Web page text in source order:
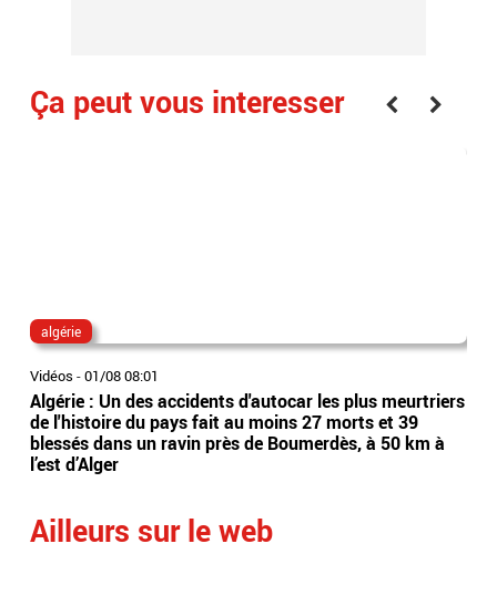
Ça peut vous interesser
algérie
Vidéos -01/08 08:01
Algérie : Un des accidents d'autocar les plus meurtriers
de l'histoire du pays fait au moins 27 morts et 39
blessés dans un ravin près de Boumerdès, à 50 km à
l’est d’Alger
Ailleurs sur le web